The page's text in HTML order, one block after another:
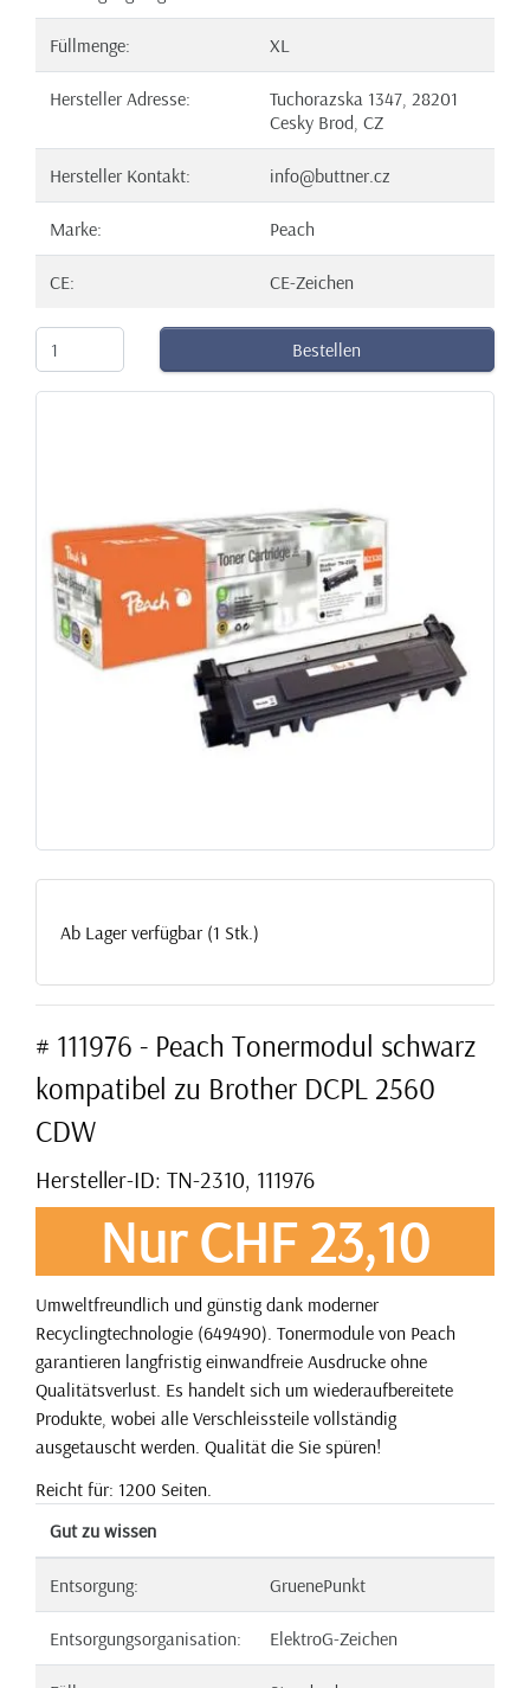
Füllmenge: XL
Hersteller Adresse:
Tuchorazska 1347, 28201
Cesky Brod, CZ
Hersteller Kontakt: info@buttner.cz
Marke: Peach
CE: CE-Zeichen
Bestellen
Ab Lager verfügbar (1 Stk.)
# 111976 - Peach Tonermodul schwarz
kompatibel zu Brother DCPL 2560
CDW
Hersteller-ID: TN-2310, 111976
Nur CHF 23,10
Umweltfreundlich und günstig dank moderner
Recyclingtechnologie (649490). Tonermodule von Peach
garantieren langfristig einwandfreie Ausdrucke ohne
Qualitätsverlust. Es handelt sich um wiederaufbereitete
Produkte, wobei alle Verschleissteile vollständig
ausgetauscht werden. Qualität die Sie spüren!
Reicht für: 1200 Seiten.
Gut zu wissen
Entsorgung: GruenePunkt
Entsorgungsorganisation: ElektroG-Zeichen